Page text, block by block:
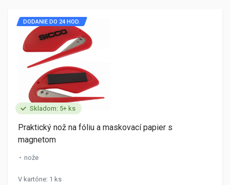
Skladom: 5+ ks
DODANIE DO 24 HOD.
Praktický nož na fóliu a maskovací papier s
magnetom
nože
V kartóne: 1 ks